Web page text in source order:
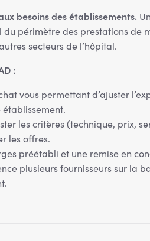
besoins des établissements.
du périmètre des prestations
secteurs de l’hôpital.
:
vous permettant d’ajuster
les critères (technique, prix,
les offres.
préétabli et une remise en
plusieurs fournisseurs sur la